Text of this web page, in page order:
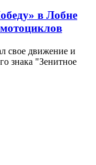
в Лобне
свое движение и
знака "Зенитное